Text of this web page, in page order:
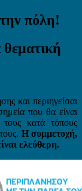
πόλη!
και περιηγείσαι
που θα είναι
τους κατά τόπους
Η συμμετοχή,
ελεύθερη.